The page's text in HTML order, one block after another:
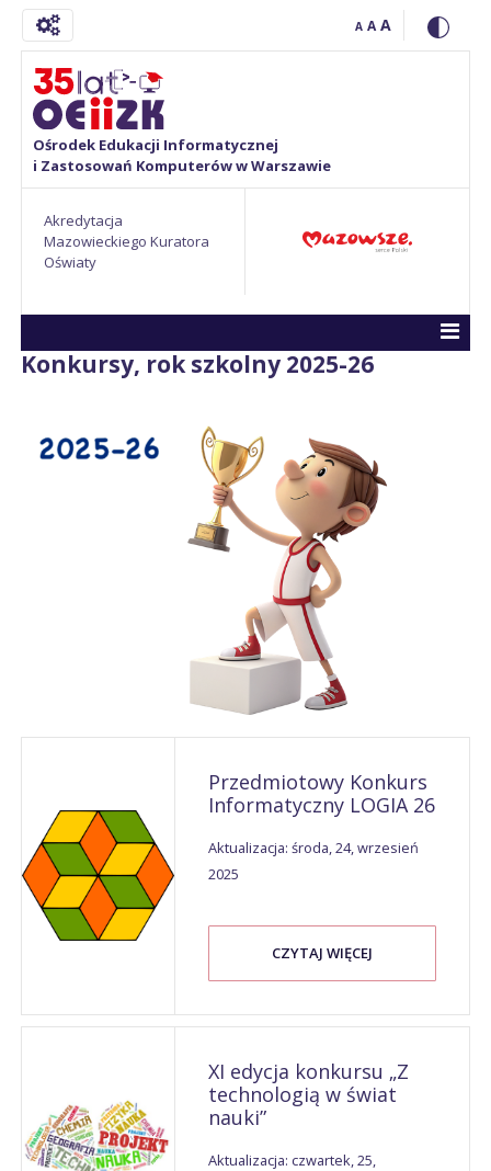
A A A
Ośrodek Edukacji Informatycznej
i Zastosowań Komputerów w Warszawie
Akredytacja
Mazowieckiego Kuratora
Oświaty
Konkursy, rok szkolny 2025-26
Przedmiotowy Konkurs
Informatyczny LOGIA 26
Aktualizacja: środa, 24, wrzesień
2025
CZYTAJ WIĘCEJ
XI edycja konkursu „Z
technologią w świat
nauki”
Aktualizacja: czwartek, 25,